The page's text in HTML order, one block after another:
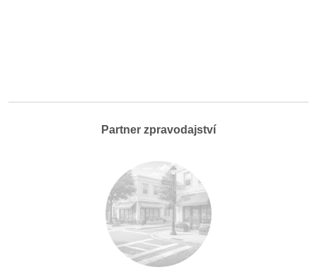
Partner zpravodajství